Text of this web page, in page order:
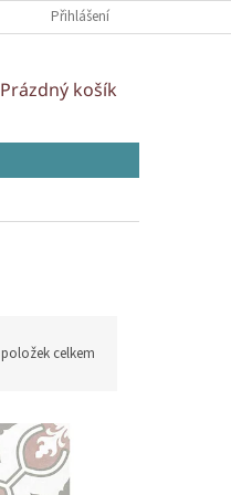
Přihlášení
NÁKUPNÍ
Prázdný košík
položek celkem